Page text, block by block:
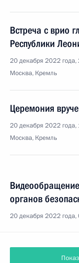
Встреча с врио
Республики
20 декабря 2022
Москва, Кремль
Церемония
20 декабря 2022
Москва, Кремль
органов
20 декабря 2022